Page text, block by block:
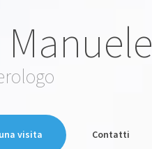
Manuele
visita Contatti